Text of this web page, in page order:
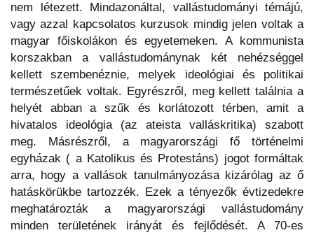
nem létezett. Mindazonáltal, vallástudományi témájú,
vagy azzal kapcsolatos kurzusok mindig jelen voltak a
magyar főiskolákon és egyetemeken. A kommunista
korszakban a vallástudománynak két nehézséggel
kellett szembenéznie, melyek ideológiai és politikai
természetűek voltak. Egyrészről, meg kellett találnia a
helyét abban a szűk és korlátozott térben, amit a
hivatalos ideológia (az ateista valláskritika) szabott
meg. Másrészről, a magyarországi fő történelmi
egyházak ( a Katolikus és Protestáns) jogot formáltak
arra, hogy a vallások tanulmányozása kizárólag az ő
hatáskörükbe tartozzék. Ezek a tényezők évtizedekre
meghatározták a magyarországi vallástudomány
minden területének irányát és fejlődését. A 70-es